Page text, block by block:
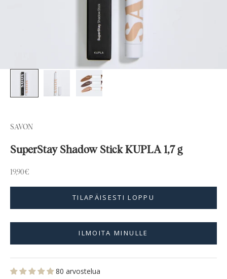
SAVON
SuperStay Shadow Stick KUPLA 1,7 g
Alennushinta
19,90€
TILAPÄISESTI LOPPU
ILMOITA MINULLE
80 arvostelua